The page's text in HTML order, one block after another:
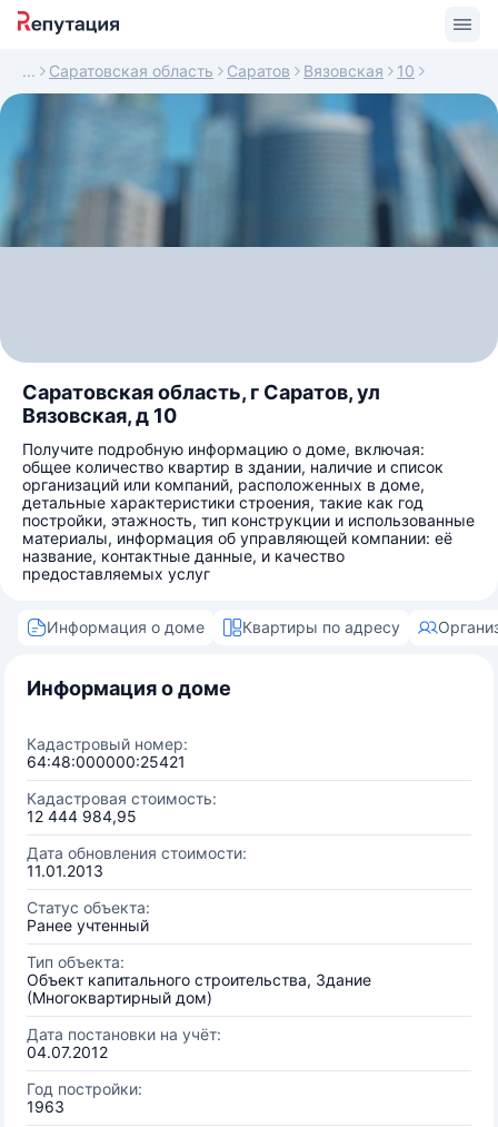
Саратовская область Саратов Вязовская 10
Саратовская область, г Саратов, ул
Вязовская, д 10
Получите подробную информацию о доме, включая:
общее количество квартир в здании, наличие и список
организаций или компаний, расположенных в доме,
детальные характеристики строения, такие как год
постройки, этажность, тип конструкции и использованные
материалы, информация об управляющей компании: её
название, контактные данные, и качество
предоставляемых услуг
Информация о доме Квартиры по адресу
Информация о доме
Кадастровый номер:
64:48:000000:25421
Кадастровая стоимость:
12 444 984,95
Дата обновления стоимости:
11.01.2013
Статус объекта:
Ранее учтенный
Тип объекта:
Объект капитального строительства, Здание
(Многоквартирный дом)
Дата постановки на учёт:
04.07.2012
Год постройки:
1963